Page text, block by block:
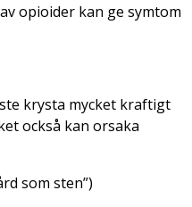
opioider kan ge symtom
krysta mycket kraftigt
också kan orsaka
som sten”)